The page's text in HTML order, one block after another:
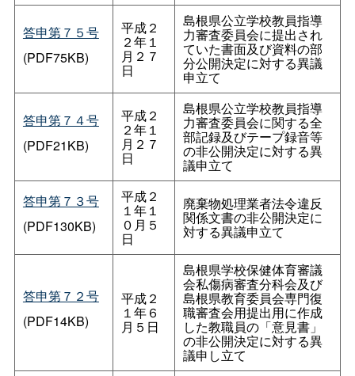
答申第７５号
(PDF75KB)
平成２
２年１
月２７
日
島根県公立学校教員指導
力審査委員会に提出され
ていた書面及び資料の部
分公開決定に対する異議
申立て
答申第７４号
(PDF21KB)
平成２
２年１
月２７
日
島根県公立学校教員指導
力審査委員会に関する全
部記録及びテープ録音等
の非公開決定に対する異
議申立て
答申第７３号
(PDF130KB)
平成２
１年１
０月５
日
廃棄物処理業者法令違反
関係文書の非公開決定に
対する異議申立て
答申第７２号
(PDF14KB)
平成２
１年６
月５日
島根県学校保健体育審議
会私傷病審査分科会及び
島根県教育委員会専門復
職審査会用提出用に作成
した教職員の「意見書」
の非公開決定に対する異
議申し立て